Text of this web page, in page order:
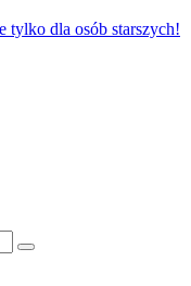
tylko dla osób starszych!